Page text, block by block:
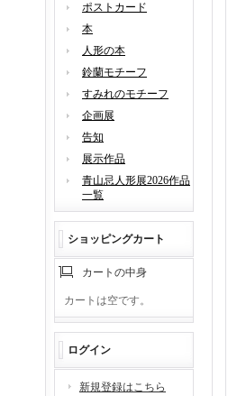
ポストカード
本
人形の本
鈴蘭モチーフ
すみれのモチーフ
企画展
告知
展示作品
青山忌人形展2026作品
一覧
ショッピングカート
カートの中身
カートは空です。
ログイン
新規登録はこちら